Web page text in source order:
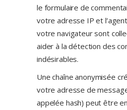
le formulaire de
votre adresse IP et
votre navigateur sont
aider à la détection des
indésirables.
Une chaîne anonymisée
votre adresse de
appelée hash) peut être